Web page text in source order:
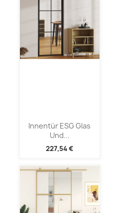
Innentür ESG Glas
Und...
227,54 €